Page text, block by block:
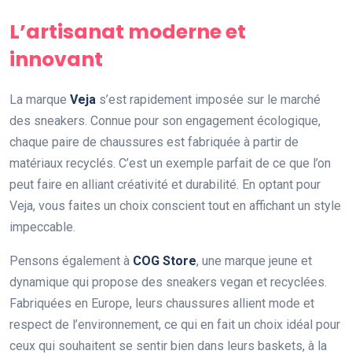
L’artisanat moderne et
innovant
La marque Veja s’est rapidement imposée sur le marché
des sneakers. Connue pour son engagement écologique,
chaque paire de chaussures est fabriquée à partir de
matériaux recyclés. C’est un exemple parfait de ce que l’on
peut faire en alliant créativité et durabilité. En optant pour
Veja, vous faites un choix conscient tout en affichant un style
impeccable.
Pensons également à COG Store, une marque jeune et
dynamique qui propose des sneakers vegan et recyclées.
Fabriquées en Europe, leurs chaussures allient mode et
respect de l’environnement, ce qui en fait un choix idéal pour
ceux qui souhaitent se sentir bien dans leurs baskets, à la